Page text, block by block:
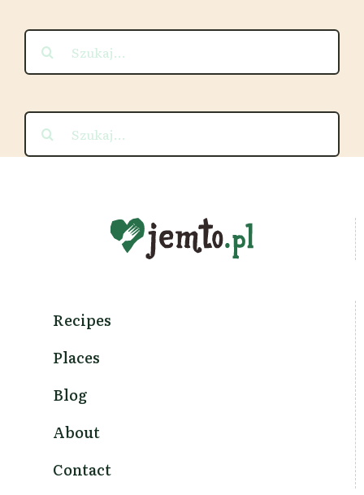
Recipes
Places
Blog
About
Contact